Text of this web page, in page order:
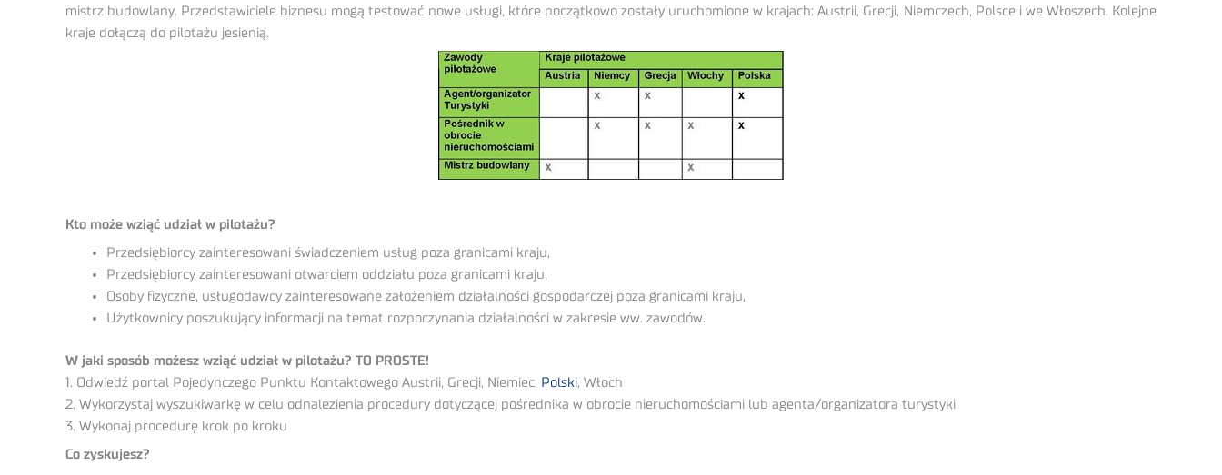
mistrz budowlany. Przedstawiciele biznesu mogą testować nowe usługi, które początkowo zostały uruchomione w krajach: Austrii, Grecji, Niemczech, Polsce i we Włoszech. Kolejne
kraje dołączą do pilotażu jesienią.
Kto może wziąć udział w pilotażu?
Przedsiębiorcy zainteresowani świadczeniem usług poza granicami kraju,
Przedsiębiorcy zainteresowani otwarciem oddziału poza granicami kraju,
Osoby fizyczne, usługodawcy zainteresowane założeniem działalności gospodarczej poza granicami kraju,
Użytkownicy poszukujący informacji na temat rozpoczynania działalności w zakresie ww. zawodów.
W jaki sposób możesz wziąć udział w pilotażu? TO PROSTE!
1. Odwiedź portal Pojedynczego Punktu Kontaktowego Austrii, Grecji, Niemiec, Polski, Włoch
2. Wykorzystaj wyszukiwarkę w celu odnalezienia procedury dotyczącej pośrednika w obrocie nieruchomościami lub agenta/organizatora turystyki
3. Wykonaj procedurę krok po kroku
Co zyskujesz?